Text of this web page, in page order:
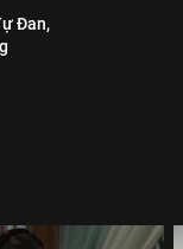
Đan,